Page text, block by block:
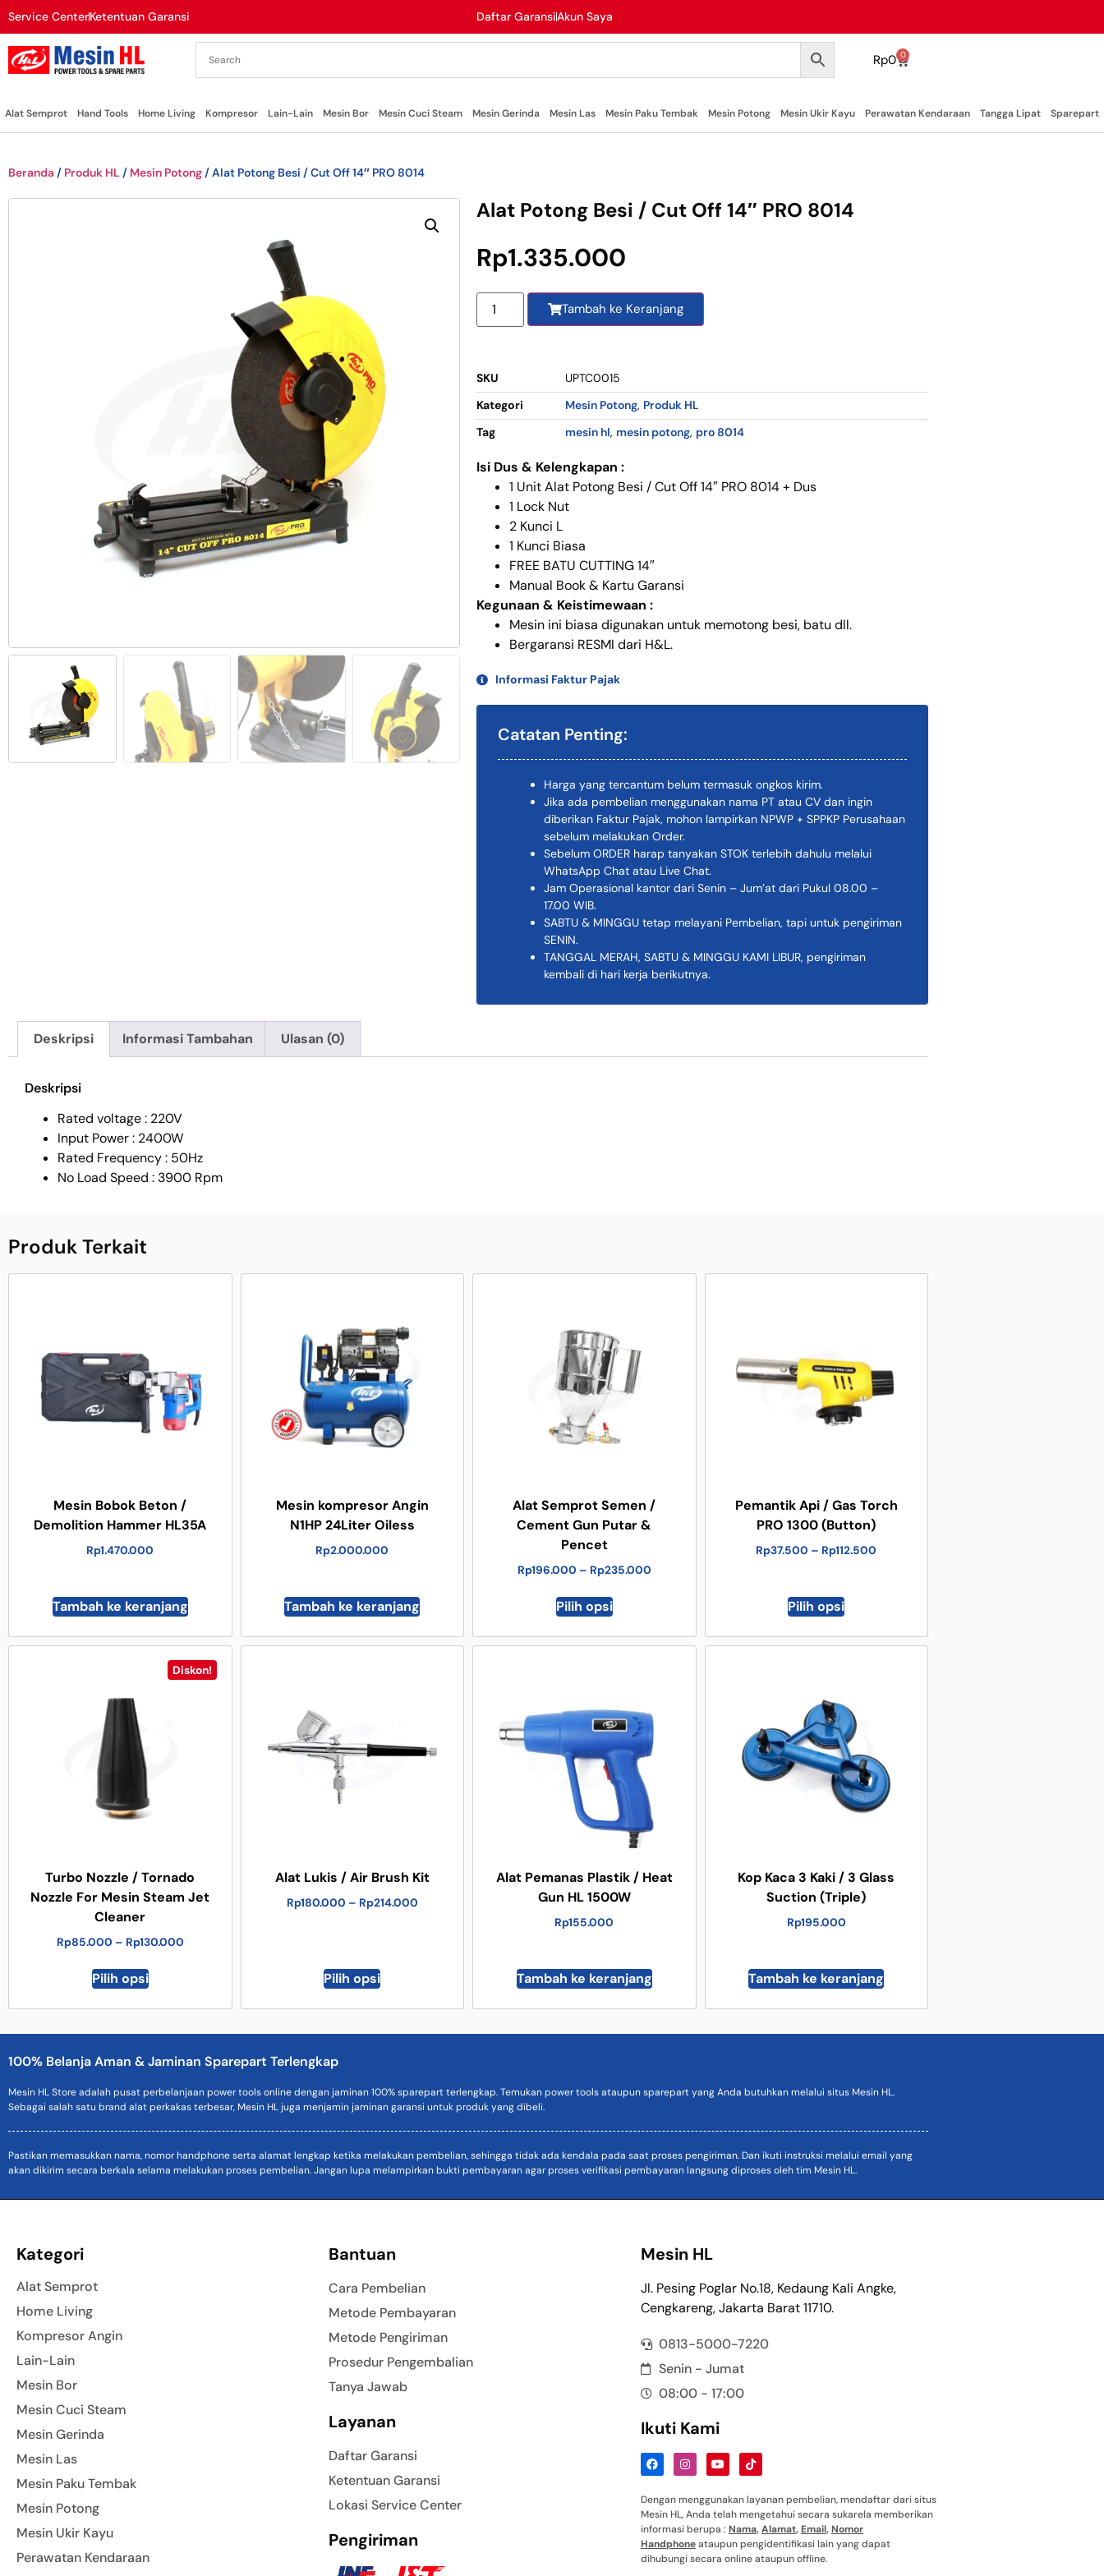
Service CenterKetentuan Garansi Daftar GaransiAkun Saya
Rp0 0
Alat Semprot Hand Tools Home Living Kompresor Lain-Lain Mesin Bor Mesin Cuci Steam Mesin Gerinda Mesin Las Mesin Paku Tembak Mesin Potong Mesin Ukir Kayu Perawatan Kendaraan Tangga Lipat Sparepart
Beranda / Produk HL / Mesin Potong / Alat Potong Besi / Cut Off 14″ PRO 8014
Alat Potong Besi / Cut Off 14″ PRO 8014
Rp1.335.000
Tambah ke Keranjang
SKU
UPTC0015
Kategori
Mesin Potong, Produk HL
Tag
mesin hl, mesin potong, pro 8014
Isi Dus & Kelengkapan :
1 Unit Alat Potong Besi / Cut Off 14″ PRO 8014 + Dus
1 Lock Nut
2 Kunci L
1 Kunci Biasa
FREE BATU CUTTING 14″
Manual Book & Kartu Garansi
Kegunaan & Keistimewaan :
Mesin ini biasa digunakan untuk memotong besi, batu dll.
Bergaransi RESMI dari H&L.
Informasi Faktur Pajak
Catatan Penting:
Harga yang tercantum belum termasuk ongkos kirim.
Jika ada pembelian menggunakan nama PT atau CV dan ingin
diberikan Faktur Pajak, mohon lampirkan NPWP + SPPKP Perusahaan
sebelum melakukan Order.
Sebelum ORDER harap tanyakan STOK terlebih dahulu melalui
WhatsApp Chat atau Live Chat.
Jam Operasional kantor dari Senin – Jum’at dari Pukul 08.00 –
17.00 WIB.
SABTU & MINGGU tetap melayani Pembelian, tapi untuk pengiriman
SENIN.
TANGGAL MERAH, SABTU & MINGGU KAMI LIBUR, pengiriman
kembali di hari kerja berikutnya.
Deskripsi Informasi Tambahan Ulasan (0)
Deskripsi
Rated voltage : 220V
Input Power : 2400W
Rated Frequency : 50Hz
No Load Speed : 3900 Rpm
Produk Terkait
Mesin Bobok Beton /
Demolition Hammer HL35A
Rp1.470.000
Tambah ke keranjang
Mesin kompresor Angin
N1HP 24Liter Oiless
Rp2.000.000
Tambah ke keranjang
Alat Semprot Semen /
Cement Gun Putar &
Pencet
Rp196.000 – Rp235.000
Pilih opsi
Pemantik Api / Gas Torch
PRO 1300 (Button)
Rp37.500 – Rp112.500
Pilih opsi
Diskon!
Turbo Nozzle / Tornado
Nozzle For Mesin Steam Jet
Cleaner
Rp85.000 – Rp130.000
Pilih opsi
Alat Lukis / Air Brush Kit
Rp180.000 – Rp214.000
Pilih opsi
Alat Pemanas Plastik / Heat
Gun HL 1500W
Rp155.000
Tambah ke keranjang
Kop Kaca 3 Kaki / 3 Glass
Suction (Triple)
Rp195.000
Tambah ke keranjang
100% Belanja Aman & Jaminan Sparepart Terlengkap
Mesin HL Store adalah pusat perbelanjaan power tools online dengan jaminan 100% sparepart terlengkap. Temukan power tools ataupun sparepart yang Anda butuhkan melalui situs Mesin HL.
Sebagai salah satu brand alat perkakas terbesar, Mesin HL juga menjamin jaminan garansi untuk produk yang dibeli.
Pastikan memasukkan nama, nomor handphone serta alamat lengkap ketika melakukan pembelian, sehingga tidak ada kendala pada saat proses pengiriman. Dan ikuti instruksi melalui email yang
akan dikirim secara berkala selama melakukan proses pembelian. Jangan lupa melampirkan bukti pembayaran agar proses verifikasi pembayaran langsung diproses oleh tim Mesin HL.
Kategori
Alat Semprot
Home Living
Kompresor Angin
Lain-Lain
Mesin Bor
Mesin Cuci Steam
Mesin Gerinda
Mesin Las
Mesin Paku Tembak
Mesin Potong
Mesin Ukir Kayu
Perawatan Kendaraan
Bantuan
Cara Pembelian
Metode Pembayaran
Metode Pengiriman
Prosedur Pengembalian
Tanya Jawab
Layanan
Daftar Garansi
Ketentuan Garansi
Lokasi Service Center
Pengiriman
Mesin HL
Jl. Pesing Poglar No.18, Kedaung Kali Angke,
Cengkareng, Jakarta Barat 11710.
0813-5000-7220
Senin - Jumat
08:00 - 17:00
Ikuti Kami
Dengan menggunakan layanan pembelian, mendaftar dari situs
Mesin HL, Anda telah mengetahui secara sukarela memberikan
informasi berupa : Nama,Alamat,Email,Nomor
Handphoneataupun pengidentifikasi lain yang dapat
dihubungi secara online ataupun offline.